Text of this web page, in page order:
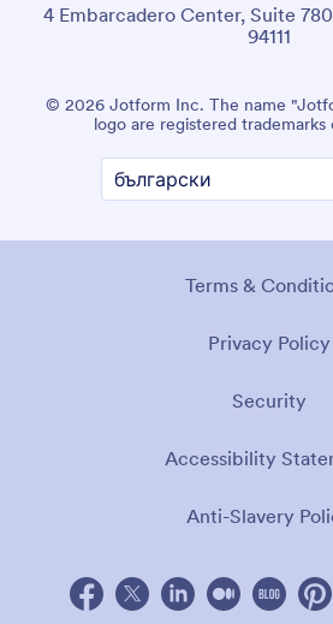
4 Embarcadero Center, Suite
94111
© 2026 Jotform Inc. The name
logo are registered
Terms &
Privacy Policy
Security
Accessibility
Anti-Slavery